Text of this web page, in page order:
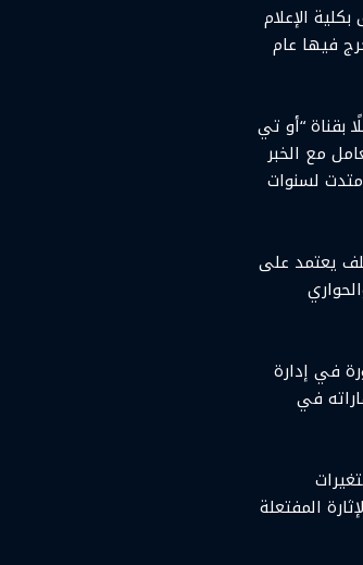
الإعلام
فيها عام
بقناة “أو تي
مع الخبر
لسنوات
يعتمد على
في إدارة
في
المفتعلة